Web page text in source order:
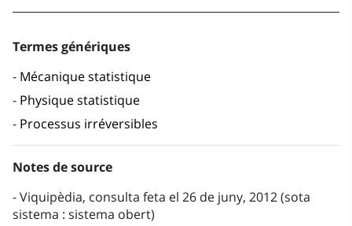
Termes génériques
Mécanique statistique
Physique statistique
Processus irréversibles
Notes de source
Viquipèdia, consulta feta el 26 de juny, 2012 (sota
sistema : sistema obert)